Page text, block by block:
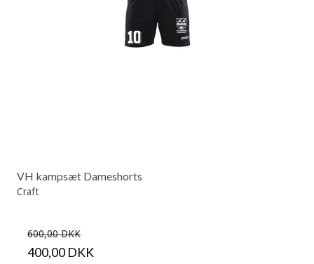
VH kampsæt Dameshorts
Craft
600,00 DKK
400,00 DKK